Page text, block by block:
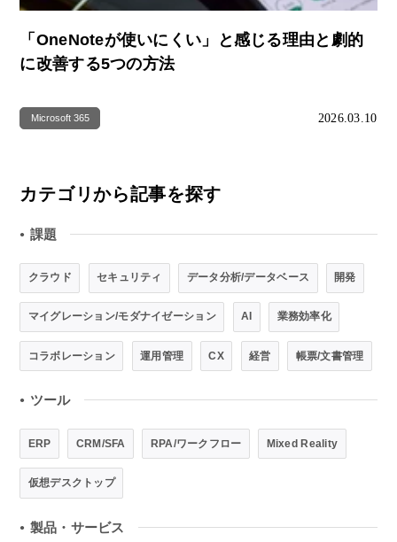
「OneNoteが使いにくい」と感じる理由と劇的
に改善する5つの方法
Microsoft 365 2026.03.10
カテゴリから記事を探す
● 課題
クラウド セキュリティ データ分析/データベース 開発
マイグレーション/モダナイゼーション AI 業務効率化
コラボレーション 運用管理 CX 経営 帳票/文書管理
● ツール
ERP CRM/SFA RPA/ワークフロー Mixed Reality
仮想デスクトップ
● 製品・サービス